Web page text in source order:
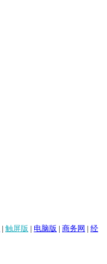
| 触屏版 | 电脑版 | 商务网 | 经